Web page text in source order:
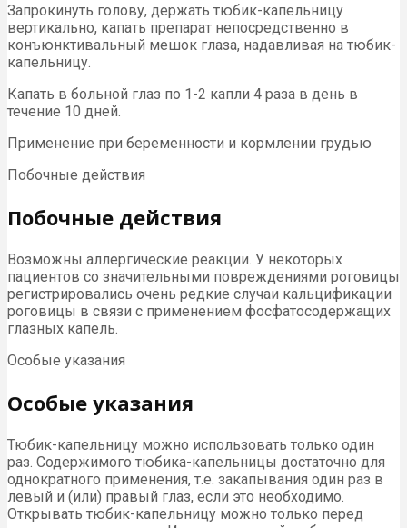
Запрокинуть голову, держать тюбик-капельницу
вертикально, капать препарат непосредственно в
конъюнктивальный мешок глаза, надавливая на тюбик-
капельницу.
Капать в больной глаз по 1-2 капли 4 раза в день в
течение 10 дней.
Применение при беременности и кормлении грудью
Побочные действия
Побочные действия
Возможны аллергические реакции. У некоторых
пациентов со значительными повреждениями роговицы
регистрировались очень редкие случаи кальцификации
роговицы в связи с применением фосфатосодержащих
глазных капель.
Особые указания
Особые указания
Тюбик-капельницу можно использовать только один
раз. Содержимого тюбика-капельницы достаточно для
однократного применения, т.е. закапывания один раз в
левый и (или) правый глаз, если это необходимо.
Открывать тюбик-капельницу можно только перед